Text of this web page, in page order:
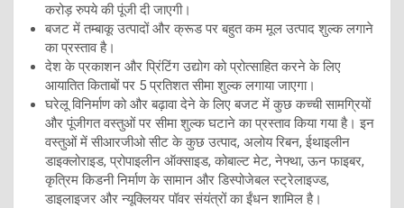
करोड़ रुपये की पूंजी दी जाएगी।
बजट में तम्‍बाकू उत्‍पादों और क्रूड पर बहुत कम मूल उत्‍पाद शुल्‍क लगाने
का प्रस्‍ताव है।
देश के प्रकाशन और प्रिंटिंग उद्योग को प्रोत्‍साहित करने के लिए
आयातित किताबों पर 5 प्रतिशत सीमा शुल्‍क लगाया जाएगा।
घरेलू विनिर्माण को और बढ़ावा देने के लिए बजट में कुछ कच्‍ची सामग्रियों
और पूंजीगत वस्‍तुओं पर सीमा शुल्‍क घटाने का प्रस्‍ताव किया गया है। इन
वस्‍तुओं में सीआरजीओ सीट के कुछ उत्‍पाद, अलोय रिबन, ईथाइलीन
डाइक्‍लोराइड, प्रोपाइलीन ऑक्‍साइड, कोबाल्‍ट मेट, नेफ्था, ऊन फाइबर,
कृत्रिम किडनी निर्माण के सामान और डिस्‍पोजेबल स्‍ट्रेलाइज्ड,
डाइलाइजर और न्‍यूक्लियर पॉवर संयंत्रों का ईंधन शामिल है।